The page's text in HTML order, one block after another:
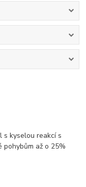
s kyselou reakcí s
pohybům až o 25%